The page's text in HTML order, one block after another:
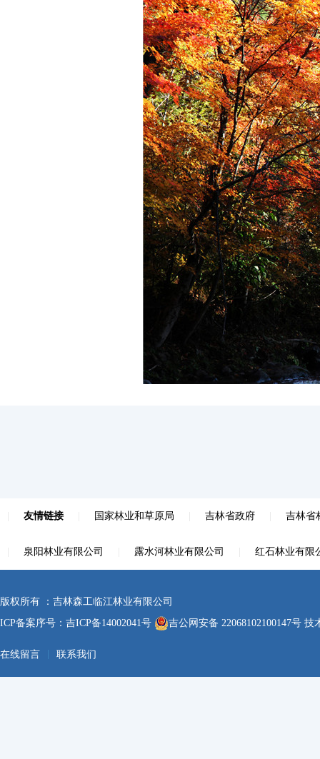
友情链接 国家林业和草原局 吉林省政府 吉林省
泉阳林业有限公司 露水河林业有限公司 红石林业有限
版权所有 ：吉林森工临江林业有限公司
ICP备案序号： 吉ICP备14002041号 吉公网安备 22068102100147号 技
在线留言 联系我们